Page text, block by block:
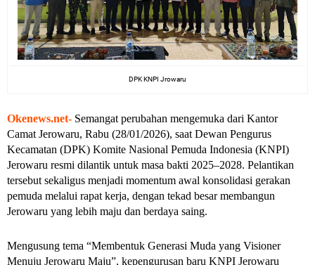
DPK KNPI Jrowaru
Okenews.net- Semangat perubahan mengemuka dari Kantor
Camat Jerowaru, Rabu (28/01/2026), saat Dewan Pengurus
Kecamatan (DPK) Komite Nasional Pemuda Indonesia (KNPI)
Jerowaru resmi dilantik untuk masa bakti 2025–2028. Pelantikan
tersebut sekaligus menjadi momentum awal konsolidasi gerakan
pemuda melalui rapat kerja, dengan tekad besar membangun
Jerowaru yang lebih maju dan berdaya saing.
Mengusung tema “Membentuk Generasi Muda yang Visioner
Menuju Jerowaru Maju”, kepengurusan baru KNPI Jerowaru